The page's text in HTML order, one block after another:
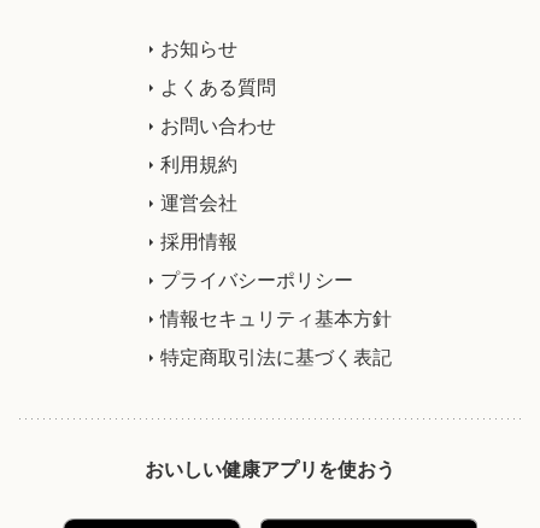
お知らせ
よくある質問
お問い合わせ
利用規約
運営会社
採用情報
プライバシーポリシー
情報セキュリティ基本方針
特定商取引法に基づく表記
おいしい健康アプリを使おう